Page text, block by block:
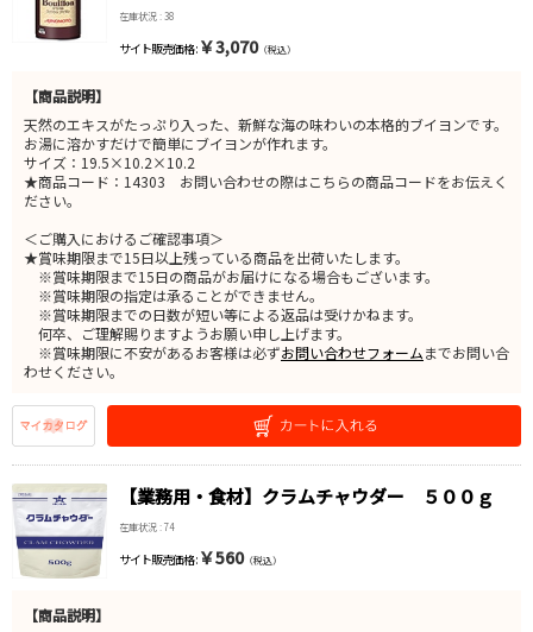
在庫状況 : 38
サイト販売価格 : ￥3,070（税込）
【商品説明】
天然のエキスがたっぷり入った、新鮮な海の味わいの本格的ブイヨンです。
お湯に溶かすだけで簡単にブイヨンが作れます。
サイズ：19.5×10.2×10.2
★商品コード：14303 お問い合わせの際はこちらの商品コードをお伝えく
ださい。
＜ご購入におけるご確認事項＞
★賞味期限まで15日以上残っている商品を出荷いたします。
※賞味期限まで15日の商品がお届けになる場合もございます。
※賞味期限の指定は承ることができません。
※賞味期限までの日数が短い等による返品は受けかねます。
何卒、ご理解賜りますようお願い申し上げます。
※賞味期限に不安があるお客様は必ずお問い合わせフォームまでお問い合
わせください。
【業務用・食材】クラムチャウダー ５００ｇ
在庫状況 : 74
サイト販売価格 : ￥560（税込）
【商品説明】